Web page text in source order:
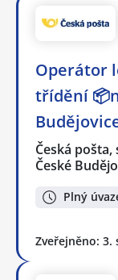
Operátor
třídění
Česká pošta,
České
Plný
Zveřejněno: 3.